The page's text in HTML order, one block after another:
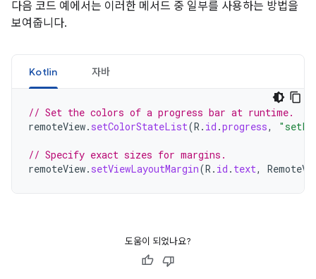
다음 코드 예에서는 이러한 메서드 중 일부를 사용하는 방법을
보여줍니다.
Kotlin 자바
// Set the colors of a progress bar at runtime.
remoteView. setColorStateList(R . id .progress,
// Specify exact sizes for margins.
remoteView. setViewLayoutMargin(R . id . text,
도움이 되었나요?